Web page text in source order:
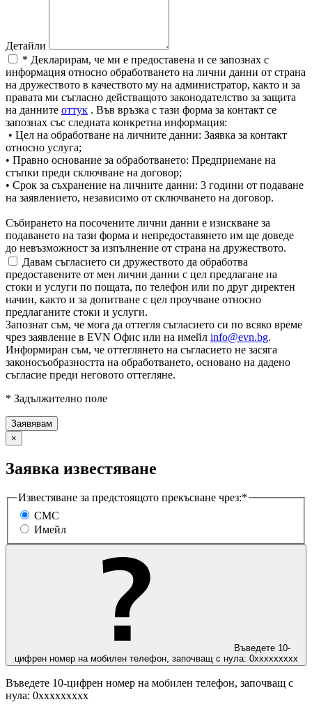
Детайли
* Декларирам, че ми е предоставена и се запознах с
информация относно обработването на лични данни от страна
на дружеството в качеството му на администратор, както и за
правата ми съгласно действащото законодателство за защита
на данните оттук . Във връзка с тази форма за контакт се
запознах със следната конкретна информация:
• Цел на обработване на личните данни: Заявка за контакт
относно услуга;
• Правно основание за обработването: Предприемане на
стъпки преди сключване на договор;
• Срок за съхранение на личните данни: 3 години от подаване
на заявлението, независимо от сключването на договор.
Събирането на посочените лични данни е изискване за
подаването на тази форма и непредоставянето им ще доведе
до невъзможност за изпълнение от страна на дружеството.
Давам съгласието си дружеството да обработва
предоставените от мен лични данни с цел предлагане на
стоки и услуги по пощата, по телефон или по друг директен
начин, както и за допитване с цел проучване относно
предлаганите стоки и услуги.
Запознат съм, че мога да оттегля съгласието си по всяко време
чрез заявление в EVN Офис или на имейл info@evn.bg.
Информиран съм, че оттеглянето на съгласието не засяга
законосъобразността на обработването, основано на дадено
съгласие преди неговото оттегляне.
* Задължително поле
×
Заявка известяване
Известяване за предстоящото прекъсване чрез:*
СМС
Имейл
Въведете 10-
цифрен номер на мобилен телефон, започващ с нула: 0ххххххххх
Въведете 10-цифрен номер на мобилен телефон, започващ с
нула: 0ххххххххх